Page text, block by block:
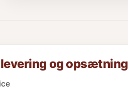
og opsætning